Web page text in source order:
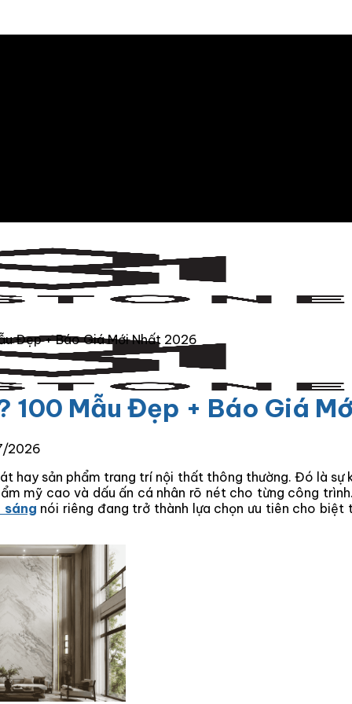
Đẹp + Báo Giá Mới Nhất 2026
100 Mẫu Đẹp + Báo Giá
2026
hay sản phẩm trang trí nội thất thông thường. Đó là sự
mỹ cao và dấu ấn cá nhân rõ nét cho từng công
sáng nói riêng đang trở thành lựa chọn ưu tiên cho biệt